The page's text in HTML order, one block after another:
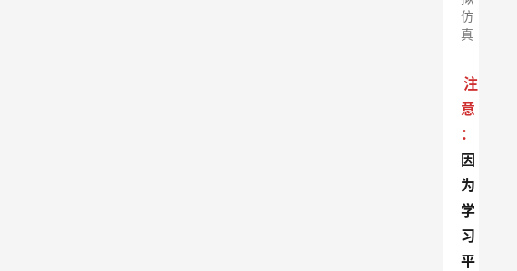
仿
真
注
意
：
因
为
学
习
平